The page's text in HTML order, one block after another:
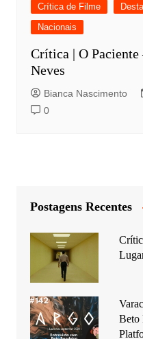
Crítica de Filme
Nacionais
Crítica | O Paciente
Neves
Bianca Nascimento
0
Postagens Recentes
Beto